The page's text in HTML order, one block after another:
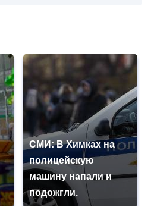
СМИ: В Химках на
полицейскую
машину напали и
подожгли.